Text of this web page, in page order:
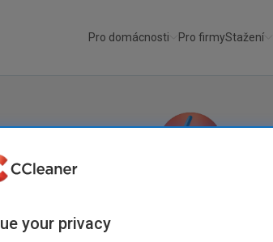
Pro domácnosti Pro firmyStažení
your privacy